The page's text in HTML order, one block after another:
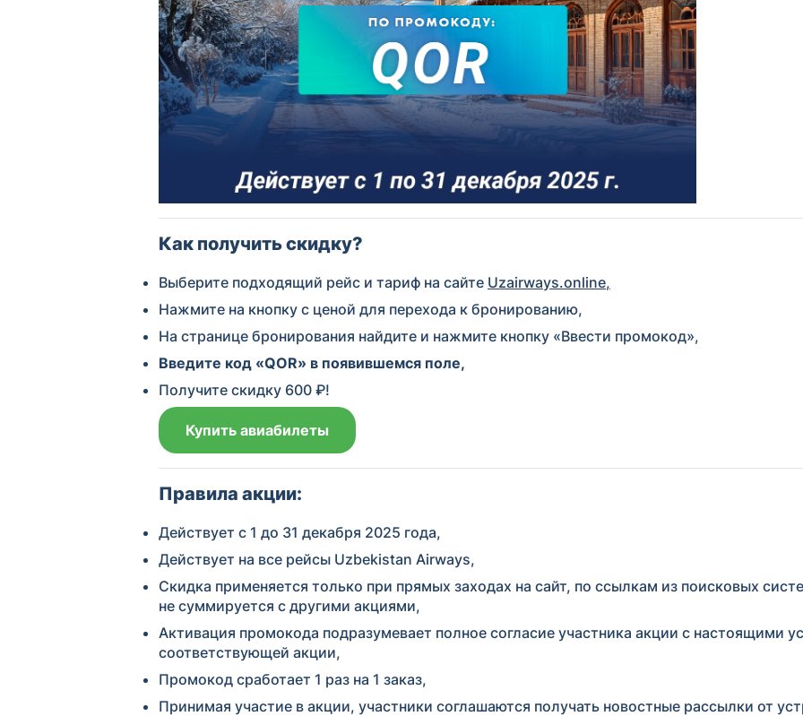
Как получить скидку?
Выберите подходящий рейс и тариф на сайте Uzairways.online,
Нажмите на кнопку с ценой для перехода к бронированию,
На странице бронирования найдите и нажмите кнопку «Ввести промокод»,
Введите код «QOR» в появившемся поле,
Получите скидку 600 ₽!
Купить авиабилеты
Правила акции:
Действует с 1 до 31 декабря 2025 года,
Действует на все рейсы Uzbekistan Airways,
Скидка применяется только при прямых заходах на сайт, по ссылкам из поисковых
не суммируется с другими акциями,
Активация промокода подразумевает полное согласие участника акции с настоящими
соответствующей акции,
Промокод сработает 1 раз на 1 заказ,
Принимая участие в акции, участники соглашаются получать новостные рассылки от